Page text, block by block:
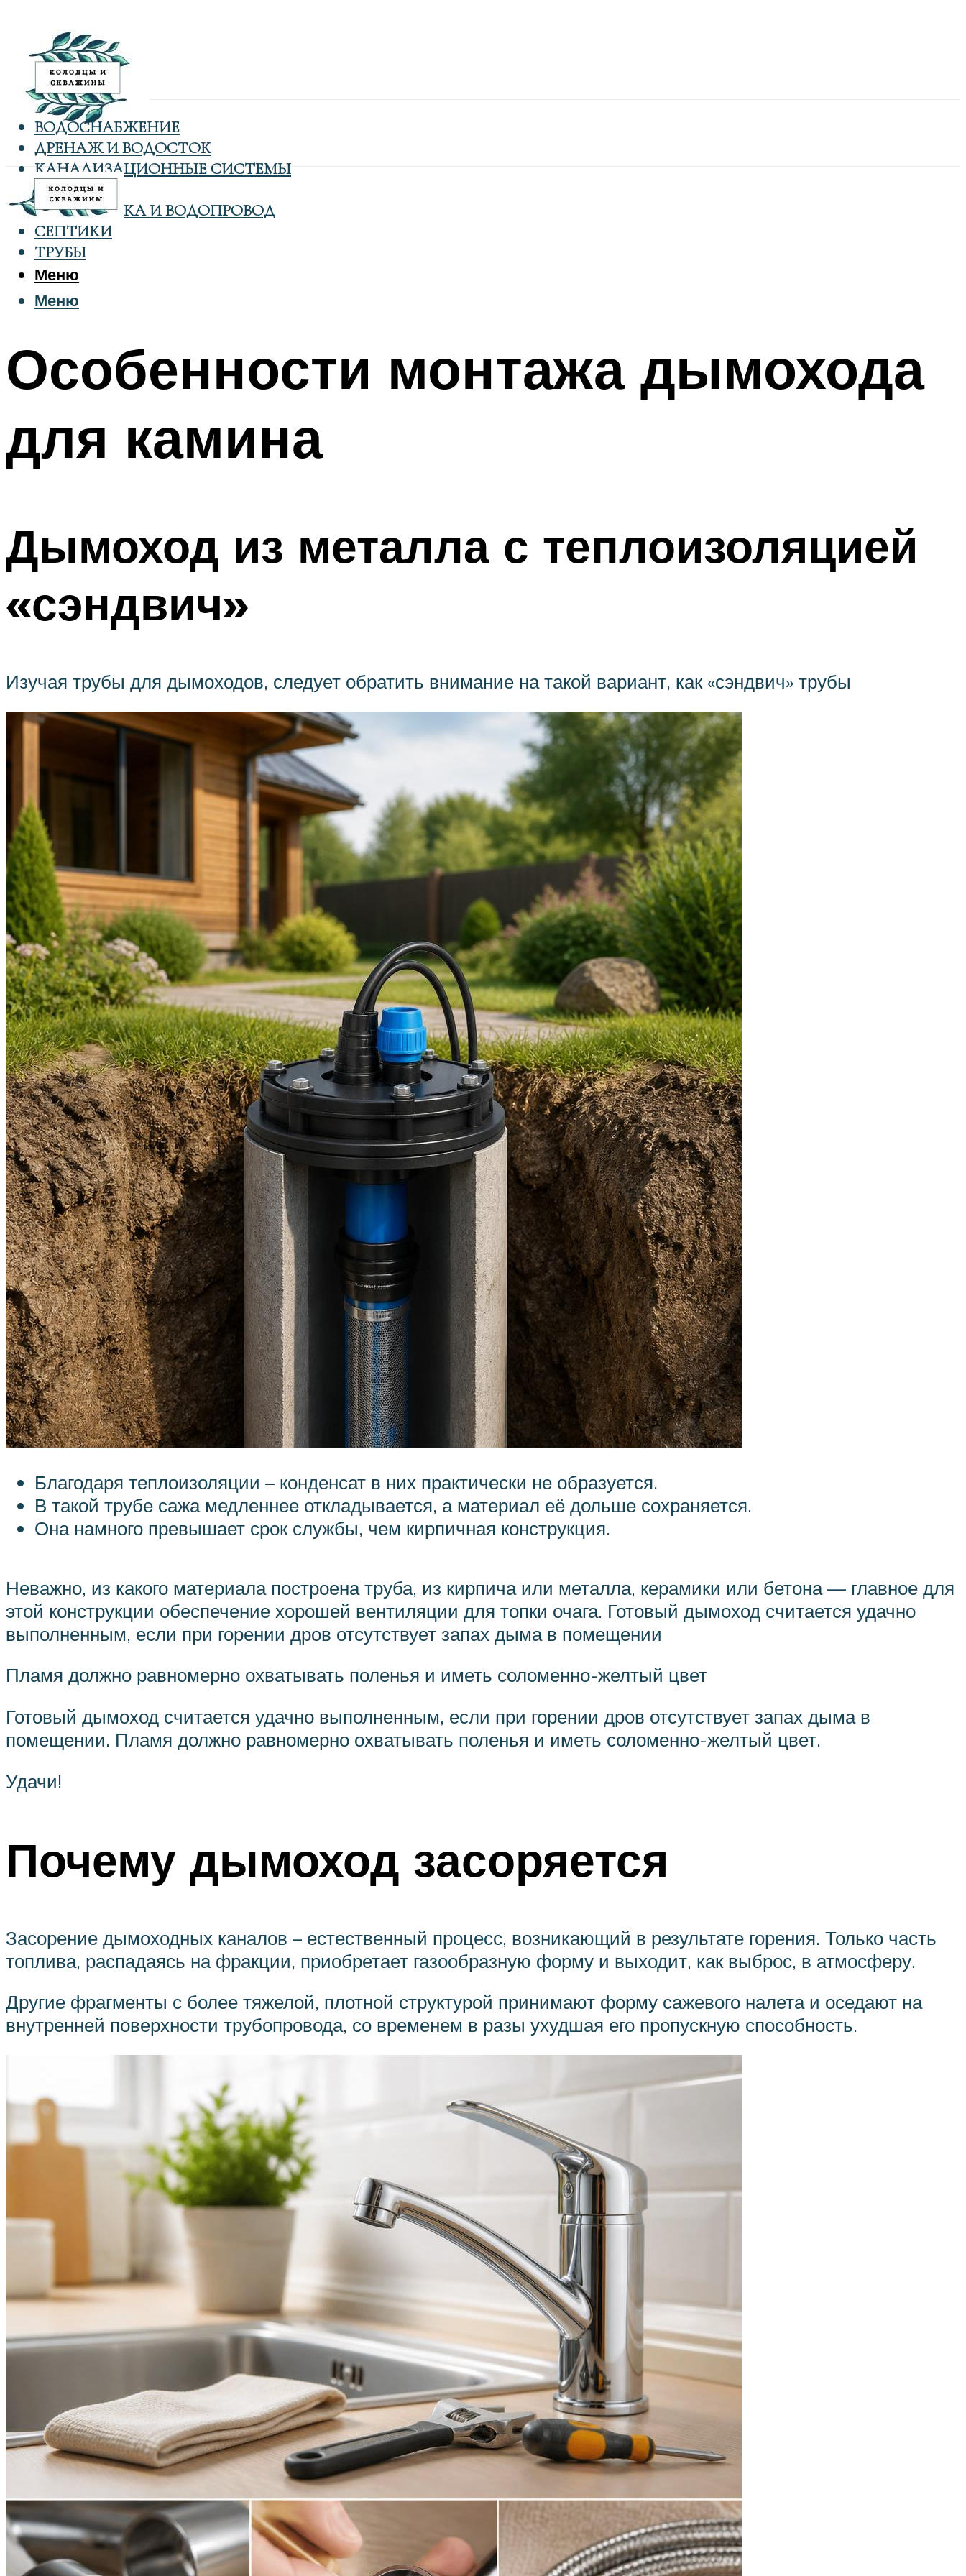
ВОДОСНАБЖЕНИЕ
ДРЕНАЖ И ВОДОСТОК
КАНАЛИЗАЦИОННЫЕ СИСТЕМЫ
КОЛОДЦЫ
САНТЕХНИКА И ВОДОПРОВОД
СЕПТИКИ
ТРУБЫ
Меню
Меню
Особенности монтажа дымохода
для камина
Дымоход из металла с теплоизоляцией
«сэндвич»
Изучая трубы для дымоходов, следует обратить внимание на такой вариант, как «сэндвич» трубы
Благодаря теплоизоляции – конденсат в них практически не образуется.
В такой трубе сажа медленнее откладывается, а материал её дольше сохраняется.
Она намного превышает срок службы, чем кирпичная конструкция.
Неважно, из какого материала построена труба, из кирпича или металла, керамики или бетона — главное для
этой конструкции обеспечение хорошей вентиляции для топки очага. Готовый дымоход считается удачно
выполненным, если при горении дров отсутствует запах дыма в помещении
Пламя должно равномерно охватывать поленья и иметь соломенно-желтый цвет
Готовый дымоход считается удачно выполненным, если при горении дров отсутствует запах дыма в
помещении. Пламя должно равномерно охватывать поленья и иметь соломенно-желтый цвет.
Удачи!
Почему дымоход засоряется
Засорение дымоходных каналов – естественный процесс, возникающий в результате горения. Только часть
топлива, распадаясь на фракции, приобретает газообразную форму и выходит, как выброс, в атмосферу.
Другие фрагменты с более тяжелой, плотной структурой принимают форму сажевого налета и оседают на
внутренней поверхности трубопровода, со временем в разы ухудшая его пропускную способность.